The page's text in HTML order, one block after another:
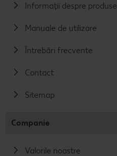
Informații despre produse
Manuale de utilizare
Întrebări frecvente
Contact
Sitemap
Companie
Valorile noastre